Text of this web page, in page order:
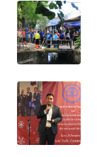
NET
WAHANA
SPORT
WAHANA
UMKM
WAHANA